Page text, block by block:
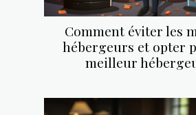
Comment éviter les
hébergeurs et opter
meilleur